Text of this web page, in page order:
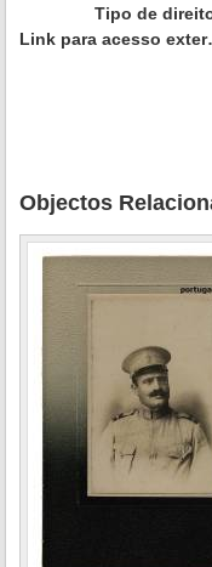
Tipo de
Link
Objectos